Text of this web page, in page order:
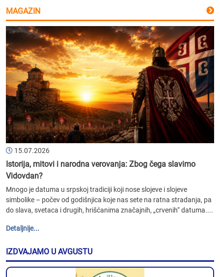
MAGAZIN
15.07.2026
Istorija, mitovi i narodna verovanja: Zbog čega slavimo
Vidovdan?
Mnogo je datuma u srpskoj tradiciji koji nose slojeve i slojeve
simbolike – počev od godišnjica koje nas sete na ratna stradanja, pa
do slava, svetaca i drugih, hrišćanima značajnih, „crvenih“ datuma....
Detaljnije...
IZDVAJAMO U AVGUSTU